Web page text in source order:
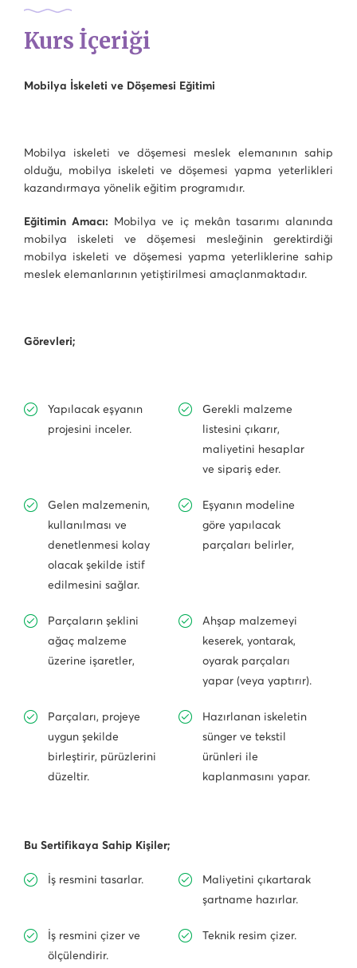
Kurs İçeriği
Mobilya İskeleti ve Döşemesi Eğitimi
Mobilya iskeleti ve döşemesi meslek elemanının sahip
olduğu, mobilya iskeleti ve döşemesi yapma yeterlikleri
kazandırmaya yönelik eğitim programıdır.
Eğitimin Amacı: Mobilya ve iç mekân tasarımı alanında
mobilya iskeleti ve döşemesi mesleğinin gerektirdiği
mobilya iskeleti ve döşemesi yapma yeterliklerine sahip
meslek elemanlarının yetiştirilmesi amaçlanmaktadır.
Görevleri;
Yapılacak eşyanın
projesini inceler.
Gerekli malzeme
listesini çıkarır,
maliyetini hesaplar
ve sipariş eder.
Gelen malzemenin,
kullanılması ve
denetlenmesi kolay
olacak şekilde istif
edilmesini sağlar.
Eşyanın modeline
göre yapılacak
parçaları belirler,
Parçaların şeklini
ağaç malzeme
üzerine işaretler,
Ahşap malzemeyi
keserek, yontarak,
oyarak parçaları
yapar (veya yaptırır).
Parçaları, projeye
uygun şekilde
birleştirir, pürüzlerini
düzeltir.
Hazırlanan iskeletin
sünger ve tekstil
ürünleri ile
kaplanmasını yapar.
Bu Sertifikaya Sahip Kişiler;
İş resmini tasarlar.
Maliyetini çıkartarak
şartname hazırlar.
İş resmini çizer ve
ölçülendirir.
Teknik resim çizer.